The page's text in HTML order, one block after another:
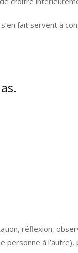
fait servent à
réflexion,
personne à l’autre),